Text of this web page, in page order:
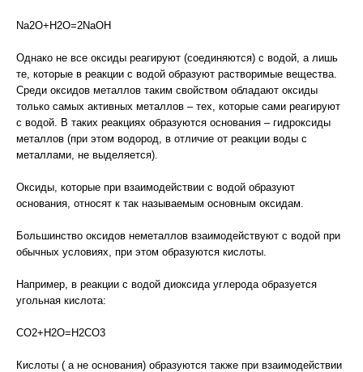
Na2O+H2O=2NaOH
Однако не все оксиды реагируют (соединяются) с водой, а лишь
те, которые в реакции с водой образуют растворимые вещества.
Среди оксидов металлов таким свойством обладают оксиды
только самых активных металлов – тех, которые сами реагируют
с водой. В таких реакциях образуются основания – гидроксиды
металлов (при этом водород, в отличие от реакции воды с
металлами, не выделяется).
Оксиды, которые при взаимодействии с водой образуют
основания, относят к так называемым основным оксидам.
Большинство оксидов неметаллов взаимодействуют с водой при
обычных условиях, при этом образуются кислоты.
Например, в реакции с водой диоксида углерода образуется
угольная кислота:
CO2+H2O=H2CO3
Кислоты ( а не основания) образуются также при взаимодействии